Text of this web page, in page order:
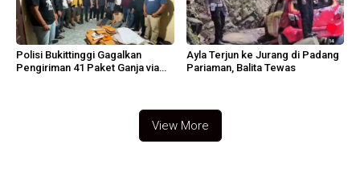
Polisi Bukittinggi Gagalkan
Pengiriman 41 Paket Ganja via
Ayla Terjun ke Jurang di Padang
Pariaman, Balita Tewas
View More